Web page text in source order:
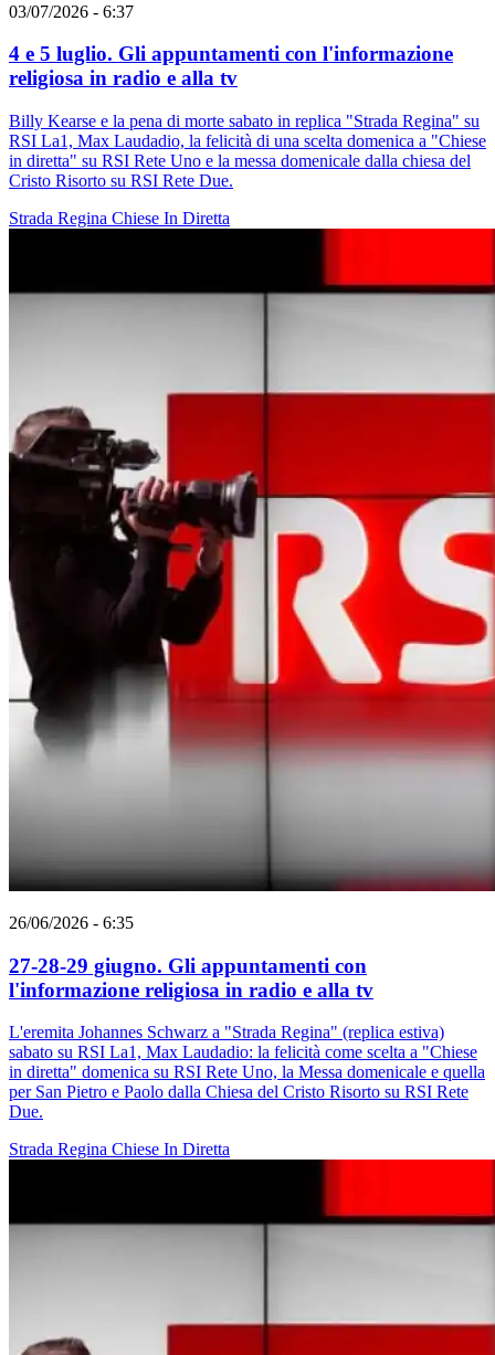
03/07/2026 - 6:37
4 e 5 luglio. Gli appuntamenti con l'informazione
religiosa in radio e alla tv
Billy Kearse e la pena di morte sabato in replica "Strada Regina" su
RSI La1, Max Laudadio, la felicità di una scelta domenica a "Chiese
in diretta" su RSI Rete Uno e la messa domenicale dalla chiesa del
Cristo Risorto su RSI Rete Due.
Strada Regina Chiese In Diretta
26/06/2026 - 6:35
27-28-29 giugno. Gli appuntamenti con
l'informazione religiosa in radio e alla tv
L'eremita Johannes Schwarz a "Strada Regina" (replica estiva)
sabato su RSI La1, Max Laudadio: la felicità come scelta a "Chiese
in diretta" domenica su RSI Rete Uno, la Messa domenicale e quella
per San Pietro e Paolo dalla Chiesa del Cristo Risorto su RSI Rete
Due.
Strada Regina Chiese In Diretta